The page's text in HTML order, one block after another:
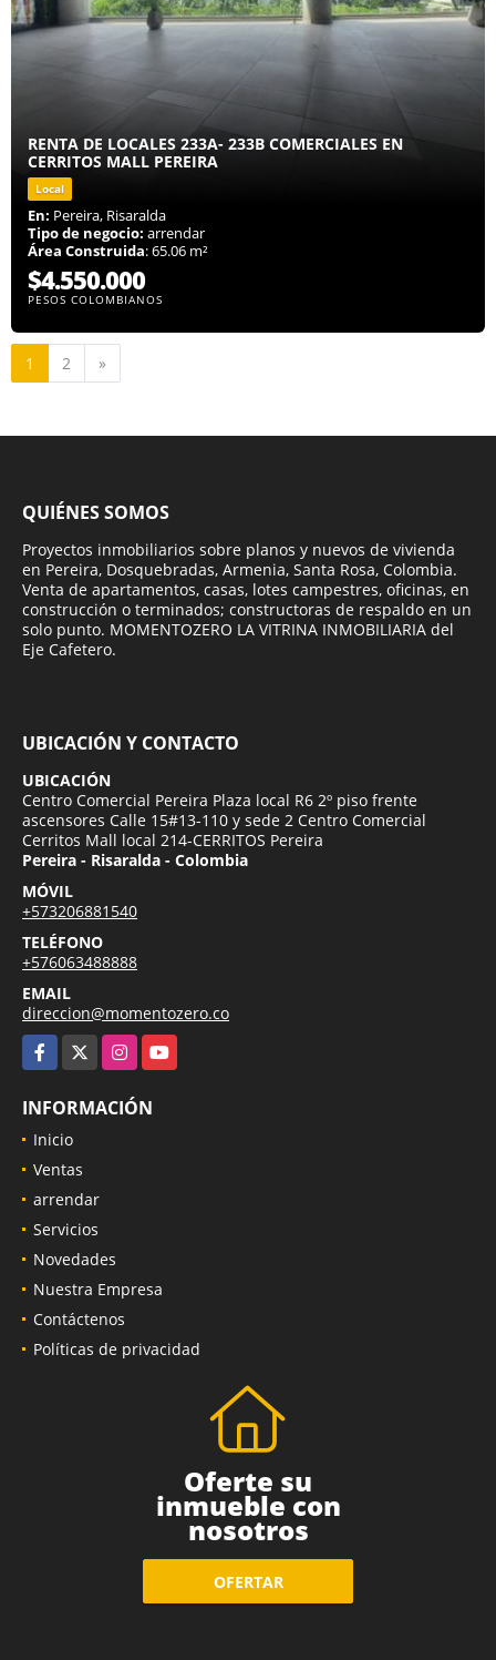
RENTA DE LOCALES 233A- 233B COMERCIALES EN
CERRITOS MALL PEREIRA
Local
En: Pereira, Risaralda
Tipo de negocio: arrendar
Área Construida: 65.06 m²
$4.550.000
PESOS COLOMBIANOS
1 2 »
QUIÉNES SOMOS
Proyectos inmobiliarios sobre planos y nuevos de vivienda
en Pereira, Dosquebradas, Armenia, Santa Rosa, Colombia.
Venta de apartamentos, casas, lotes campestres, oficinas, en
construcción o terminados; constructoras de respaldo en un
solo punto. MOMENTOZERO LA VITRINA INMOBILIARIA del
Eje Cafetero.
UBICACIÓN Y CONTACTO
UBICACIÓN
Centro Comercial Pereira Plaza local R6 2º piso frente
ascensores Calle 15#13-110 y sede 2 Centro Comercial
Cerritos Mall local 214-CERRITOS Pereira
Pereira - Risaralda - Colombia
MÓVIL
+573206881540
TELÉFONO
+576063488888
EMAIL
direccion@momentozero.co
Facebook
InstagramYouTube
INFORMACIÓN
Inicio
Ventas
arrendar
Servicios
Novedades
Nuestra Empresa
Contáctenos
Políticas de privacidad
Oferte su
inmueble con
nosotros
OFERTAR